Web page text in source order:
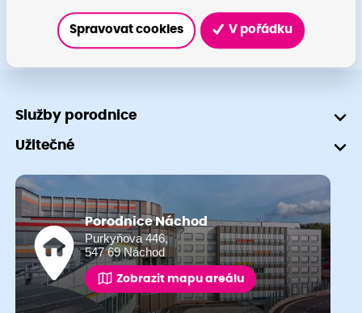
Služby porodnice
Užitečné
Porodnice Náchod
Purkyňova 446,
547 69 Náchod
Zobrazit mapu areálu
Spravovat cookies V pořádku